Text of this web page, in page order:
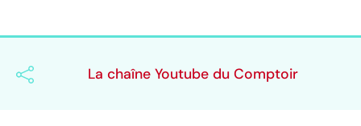
La chaîne Youtube du Comptoir